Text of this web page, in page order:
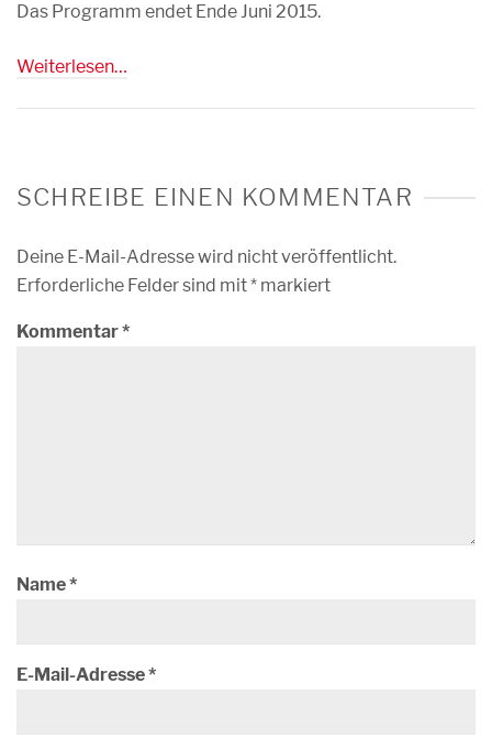
Das Programm endet Ende Juni 2015.
Weiterlesen…
SCHREIBE EINEN KOMMENTAR
Deine E-Mail-Adresse wird nicht veröffentlicht.
Erforderliche Felder sind mit* markiert
Kommentar*
Name*
E-Mail-Adresse*